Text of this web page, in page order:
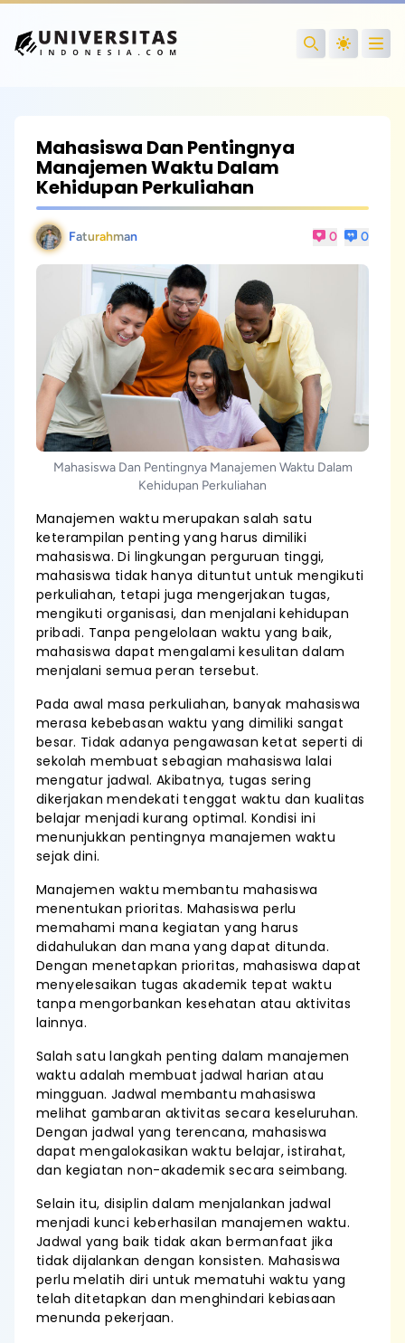
Search
Mahasiswa Dan Pentingnya
Manajemen Waktu Dalam
Kehidupan Perkuliahan
Faturahman 0 0
Mahasiswa Dan Pentingnya Manajemen Waktu Dalam
Kehidupan Perkuliahan
Manajemen waktu merupakan salah satu
keterampilan penting yang harus dimiliki
mahasiswa. Di lingkungan perguruan tinggi,
mahasiswa tidak hanya dituntut untuk mengikuti
perkuliahan, tetapi juga mengerjakan tugas,
mengikuti organisasi, dan menjalani kehidupan
pribadi. Tanpa pengelolaan waktu yang baik,
mahasiswa dapat mengalami kesulitan dalam
menjalani semua peran tersebut.
Pada awal masa perkuliahan, banyak mahasiswa
merasa kebebasan waktu yang dimiliki sangat
besar. Tidak adanya pengawasan ketat seperti di
sekolah membuat sebagian mahasiswa lalai
mengatur jadwal. Akibatnya, tugas sering
dikerjakan mendekati tenggat waktu dan kualitas
belajar menjadi kurang optimal. Kondisi ini
menunjukkan pentingnya manajemen waktu
sejak dini.
Manajemen waktu membantu mahasiswa
menentukan prioritas. Mahasiswa perlu
memahami mana kegiatan yang harus
didahulukan dan mana yang dapat ditunda.
Dengan menetapkan prioritas, mahasiswa dapat
menyelesaikan tugas akademik tepat waktu
tanpa mengorbankan kesehatan atau aktivitas
lainnya.
Salah satu langkah penting dalam manajemen
waktu adalah membuat jadwal harian atau
mingguan. Jadwal membantu mahasiswa
melihat gambaran aktivitas secara keseluruhan.
Dengan jadwal yang terencana, mahasiswa
dapat mengalokasikan waktu belajar, istirahat,
dan kegiatan non-akademik secara seimbang.
Selain itu, disiplin dalam menjalankan jadwal
menjadi kunci keberhasilan manajemen waktu.
Jadwal yang baik tidak akan bermanfaat jika
tidak dijalankan dengan konsisten. Mahasiswa
perlu melatih diri untuk mematuhi waktu yang
telah ditetapkan dan menghindari kebiasaan
menunda pekerjaan.